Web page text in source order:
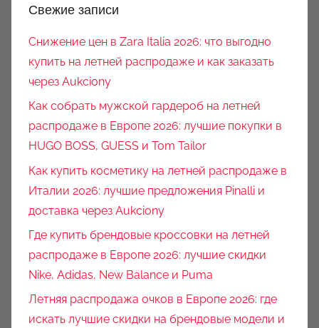
Свежие записи
Снижение цен в Zara Italia 2026: что выгодно
купить на летней распродаже и как заказать
через Aukciony
Как собрать мужской гардероб на летней
распродаже в Европе 2026: лучшие покупки в
HUGO BOSS, GUESS и Tom Tailor
Как купить косметику на летней распродаже в
Италии 2026: лучшие предложения Pinalli и
доставка через Aukciony
Где купить брендовые кроссовки на летней
распродаже в Европе 2026: лучшие скидки
Nike, Adidas, New Balance и Puma
Летняя распродажа очков в Европе 2026: где
искать лучшие скидки на брендовые модели и